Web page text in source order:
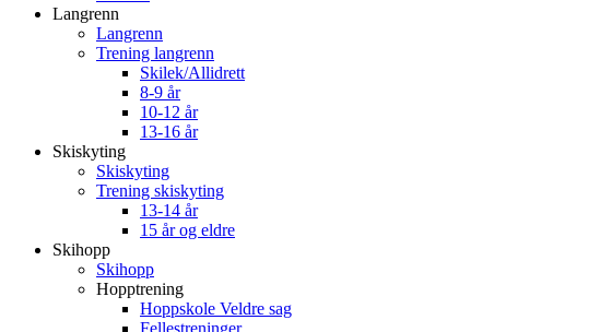
Langrenn
Langrenn
Trening langrenn
Skilek/Allidrett
8-9 år
10-12 år
13-16 år
Skiskyting
Skiskyting
Trening skiskyting
13-14 år
15 år og eldre
Skihopp
Skihopp
Hopptrening
Hoppskole Veldre sag
Fellestreninger